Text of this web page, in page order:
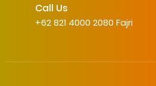
Call Us
+62 821 4000 2080 Fajri